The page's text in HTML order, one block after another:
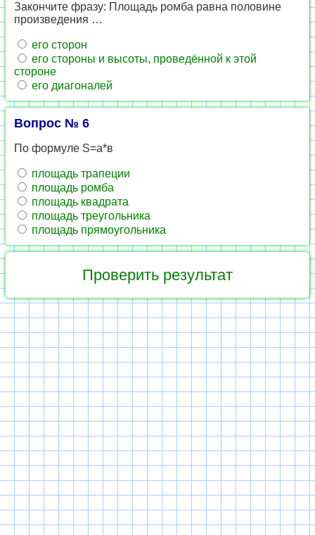
Закончите фразу: Площадь ромба равна половине
произведения …
его сторон
его стороны и высоты, проведённой к этой
стороне
его диагоналей
Вопрос № 6
По формуле S=а*в
площадь трапеции
площадь ромба
площадь квадрата
площадь треугольника
площадь прямоугольника